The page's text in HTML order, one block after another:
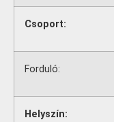
Csoport:
Forduló:
Helyszín: